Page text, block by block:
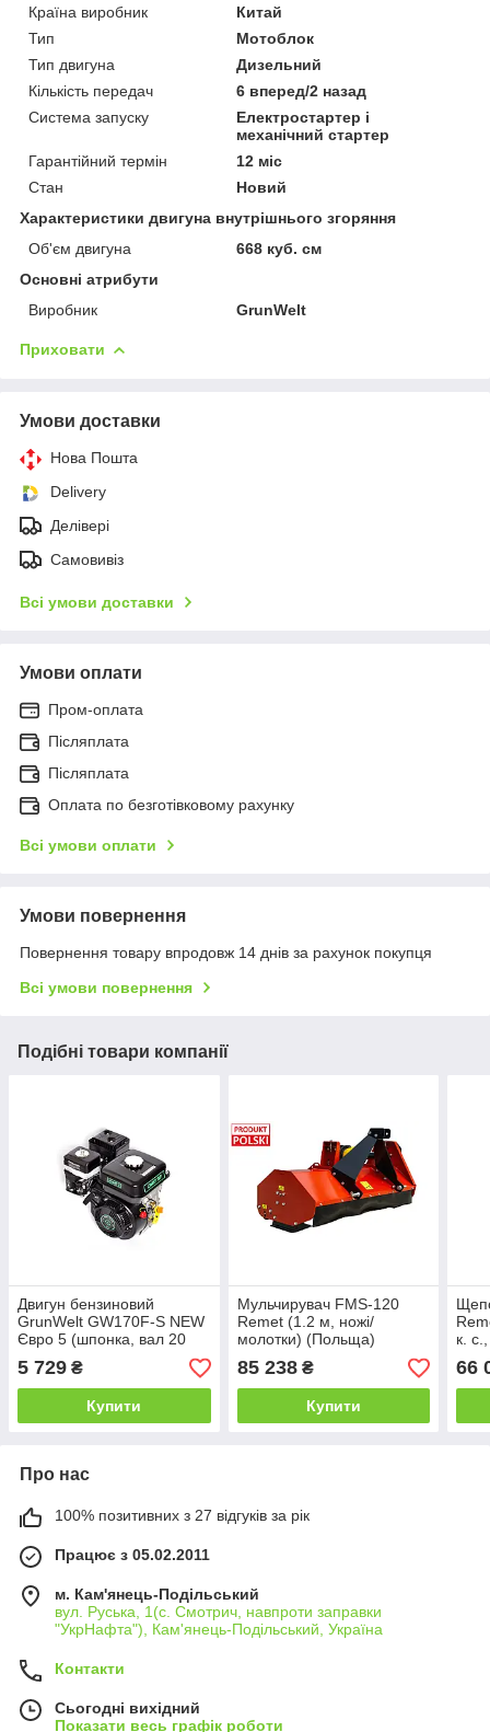
Країна виробник
Китай
Тип
Мотоблок
Тип двигуна
Дизельний
Кількість передач
6 вперед/2 назад
Система запуску
Електростартер і
механічний стартер
Гарантійний термін
12 міс
Стан
Новий
Характеристики двигуна внутрішнього згоряння
Об'єм двигуна
668 куб. см
Основні атрибути
Виробник
GrunWelt
Приховати
Умови доставки
Нова Пошта
Delivery
Делівері
Самовивіз
Всі умови доставки
Умови оплати
Пром-оплата
Післяплата
Післяплата
Оплата по безготівковому рахунку
Всі умови оплати
Умови повернення
Повернення товару впродовж 14 днів за рахунок покупця
Всі умови повернення
Подібні товари компанії
Двигун бензиновий
GrunWelt GW170F-S NEW
Євро 5 (шпонка, вал 20
мм, 7.0 л. с.)
5 729 ₴
Купити
Мульчирувач FMS-120
Remet (1.2 м, ножі/
молотки) (Польща)
85 238₴
Купити
к.
66
Про нас
100% позитивних з 27 відгуків за рік
Працює з 05.02.2011
м. Кам'янець-Подільський
вул. Руська, 1(с. Смотрич, навпроти заправки
"УкрНафта"), Кам'янець-Подільський, Україна
Контакти
Сьогодні вихідний
Показати весь графік роботи